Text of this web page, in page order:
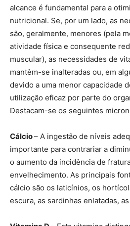
alcance é fundamental para a
nutricional. Se, por um lado, as
são, geralmente, menores (pela
atividade física e consequente
muscular), as necessidades de
mantêm-se inalteradas ou, em
devido a uma menor capacidade
utilização eficaz por parte do
Destacam-se os seguintes
Cálcio– A ingestão de níveis
importante para contrariar a
o aumento da incidência de
envelhecimento. As principais
cálcio são os laticínios, os
escura, as sardinhas enlatadas,